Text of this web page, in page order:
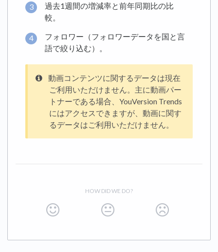
過去1週間の増減率と前年同期比の比
較。
フォロワー（フォロワーデータを国と言
語で絞り込む）。
動画コンテンツに関するデータは現在
ご利用いただけません。主に動画パー
トナーである場合、YouVersion Trends
にはアクセスできますが、動画に関す
るデータはご利用いただけません。
HOW DID WE DO?